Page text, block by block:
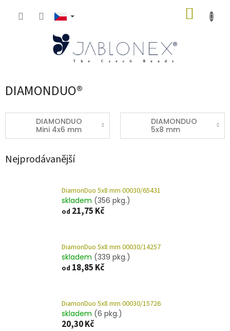
DIAMONDUO®
DIAMONDUO
Mini 4x6 mm
DIAMONDUO
5x8 mm
Nejprodávanější
DiamonDuo 5x8 mm 00030/65431
skladem (356 pkg.)
od 21,75 Kč
DiamonDuo 5x8 mm 00030/14257
skladem (339 pkg.)
od 18,85 Kč
DiamonDuo 5x8 mm 00030/15726
skladem (6 pkg.)
20,30 Kč